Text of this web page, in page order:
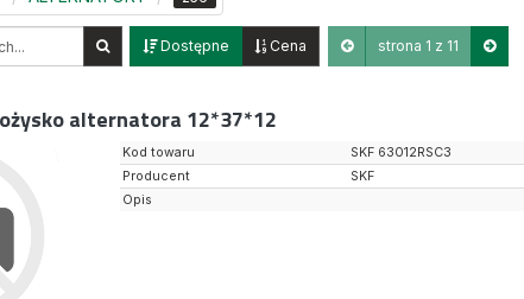
Dostępne Cena strona 1 z 11
alternatora 12*37*12
Kod towaru
SKF 63012RSC3
Producent
SKF
Opis